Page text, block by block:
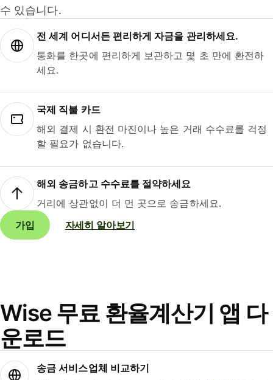
수 있습니다.
전 세계 어디서든 편리하게 자금을 관리하세요.
통화를 한곳에 편리하게 보관하고 몇 초 만에 환전하
세요.
국제 직불 카드
해외 결제 시 환전 마진이나 높은 거래 수수료를 걱정
할 필요가 없습니다.
해외 송금하고 수수료를 절약하세요
거리에 상관없이 더 먼 곳으로 송금하세요.
가입
자세히 알아보기
Wise 무료 환율계산기 앱 다
운로드
송금 서비스업체 비교하기